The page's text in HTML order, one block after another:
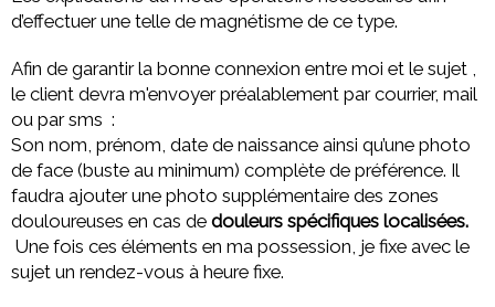
d’effectuer une telle de magnétisme de ce type.
Afin de garantir la bonne connexion entre moi et le sujet ,
le client devra m'envoyer préalablement par courrier, mail
ou par sms :
Son nom, prénom, date de naissance ainsi qu’une photo
de face (buste au minimum) complète de préférence. Il
faudra ajouter une photo supplémentaire des zones
douloureuses en cas de douleurs spécifiques localisées.
Une fois ces éléments en ma possession, je fixe avec le
sujet un rendez-vous à heure fixe.